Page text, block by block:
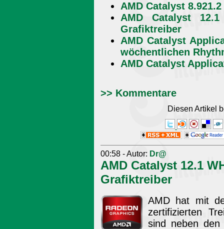
AMD Catalyst 8.921.2
AMD Catalyst
Grafiktreiber
AMD Catalyst
wöchentlichen
AMD Catalyst
>> Kommentare
Diesen Artikel
00:58 - Autor: Dr@
AMD Catalyst 12.1
Grafiktreiber
AMD hat mit
zertifizierten
sind neben